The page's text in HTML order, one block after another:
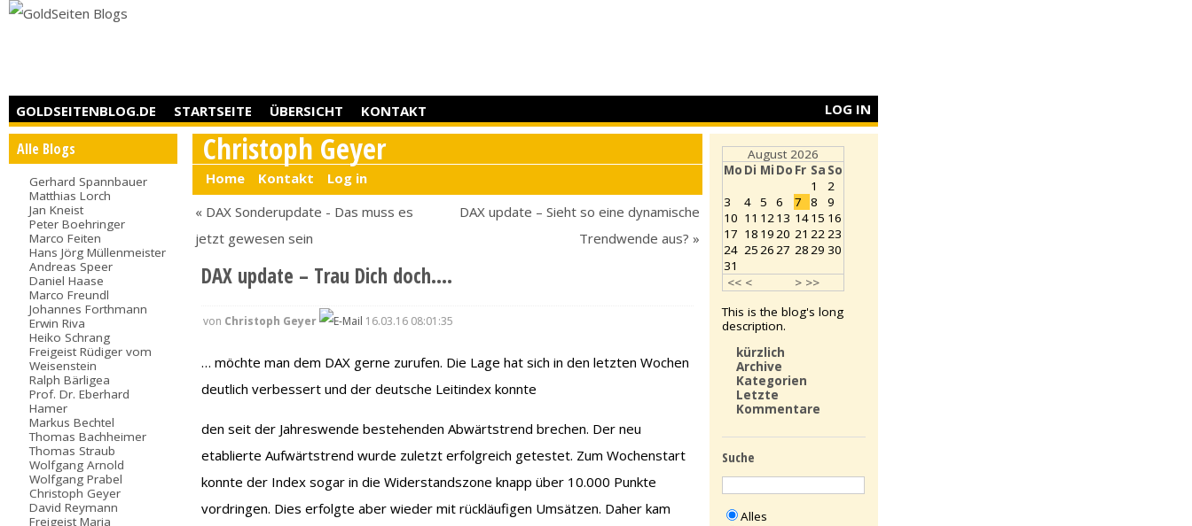
GOLDSEITENBLOG.DE STARTSEITE ÜBERSICHT KONTAKT LOG IN
Alle Blogs
Gerhard Spannbauer
Matthias Lorch
Jan Kneist
Peter Boehringer
Marco Feiten
Hans Jörg Müllenmeister
Andreas Speer
Daniel Haase
Marco Freundl
Johannes Forthmann
Erwin Riva
Heiko Schrang
Freigeist Rüdiger vom
Weisenstein
Ralph Bärligea
Prof. Dr. Eberhard
Hamer
Markus Bechtel
Thomas Bachheimer
Thomas Straub
Wolfgang Arnold
Wolfgang Prabel
Christoph Geyer
David Reymann
Freigeist Maria
Christoph Geyer
Home Kontakt
Log in
« DAX Sonderupdate - Das muss es
jetzt gewesen sein
DAX update – Sieht so eine dynamische
Trendwende aus? »
DAX update – Trau Dich doch….
von Christoph Geyer 16.03.16 08:01:35
… möchte man dem DAX gerne zurufen. Die Lage hat sich in den letzten Wochen
deutlich verbessert und der deutsche Leitindex konnte
den seit der Jahreswende bestehenden Abwärtstrend brechen. Der neu
etablierte Aufwärtstrend wurde zuletzt erfolgreich getestet. Zum Wochenstart
konnte der Index sogar in die Widerstandszone knapp über 10.000 Punkte
vordringen. Dies erfolgte aber wieder mit rückläufigen Umsätzen. Daher kam
August 2026
Mo Di Mi Do Fr Sa So
<< < > >>
1
2
3
4 5 6 7 8
9
10 11 1213 1415 16
17 18 1920 21 2223
24 252627 2829 30
31
This is the blog's long
description.
kürzlich
Archive
Kategorien
Letzte
Kommentare
Suche
Alles